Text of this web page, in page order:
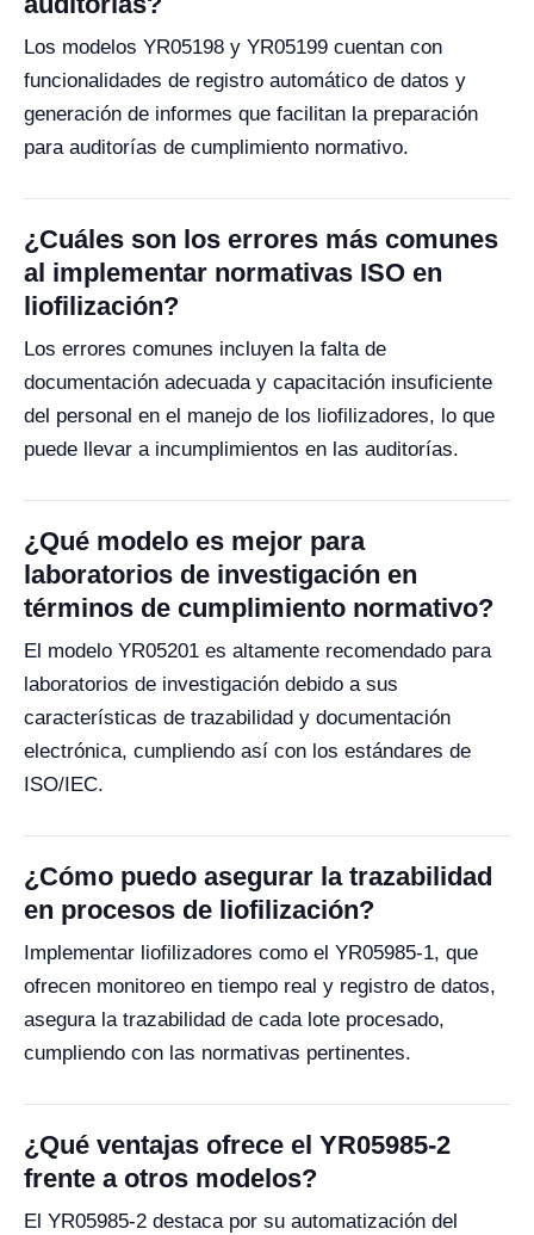
Los modelos YR05198 y YR05199 cuentan con
funcionalidades de registro automático de datos y
generación de informes que facilitan la preparación
para auditorías de cumplimiento normativo.
¿Cuáles son los errores más comunes
al implementar normativas ISO en
liofilización?
Los errores comunes incluyen la falta de
documentación adecuada y capacitación insuficiente
del personal en el manejo de los liofilizadores, lo que
puede llevar a incumplimientos en las auditorías.
¿Qué modelo es mejor para
laboratorios de investigación en
términos de cumplimiento normativo?
El modelo YR05201 es altamente recomendado para
laboratorios de investigación debido a sus
características de trazabilidad y documentación
electrónica, cumpliendo así con los estándares de
ISO/IEC.
¿Cómo puedo asegurar la trazabilidad
en procesos de liofilización?
Implementar liofilizadores como el YR05985-1, que
ofrecen monitoreo en tiempo real y registro de datos,
asegura la trazabilidad de cada lote procesado,
cumpliendo con las normativas pertinentes.
¿Qué ventajas ofrece el YR05985-2
frente a otros modelos?
El YR05985-2 destaca por su automatización del